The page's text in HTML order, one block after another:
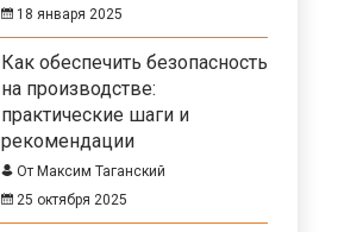
18 января 2025
Как обеспечить безопасность
на производстве:
практические шаги и
рекомендации
От Максим Таганский
25 октября 2025